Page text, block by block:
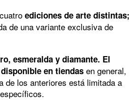
ediciones de arte distintas;
de una variante exclusiva de
esmeralda y diamante. El
en tiendas en general,
de los anteriores está limitada a